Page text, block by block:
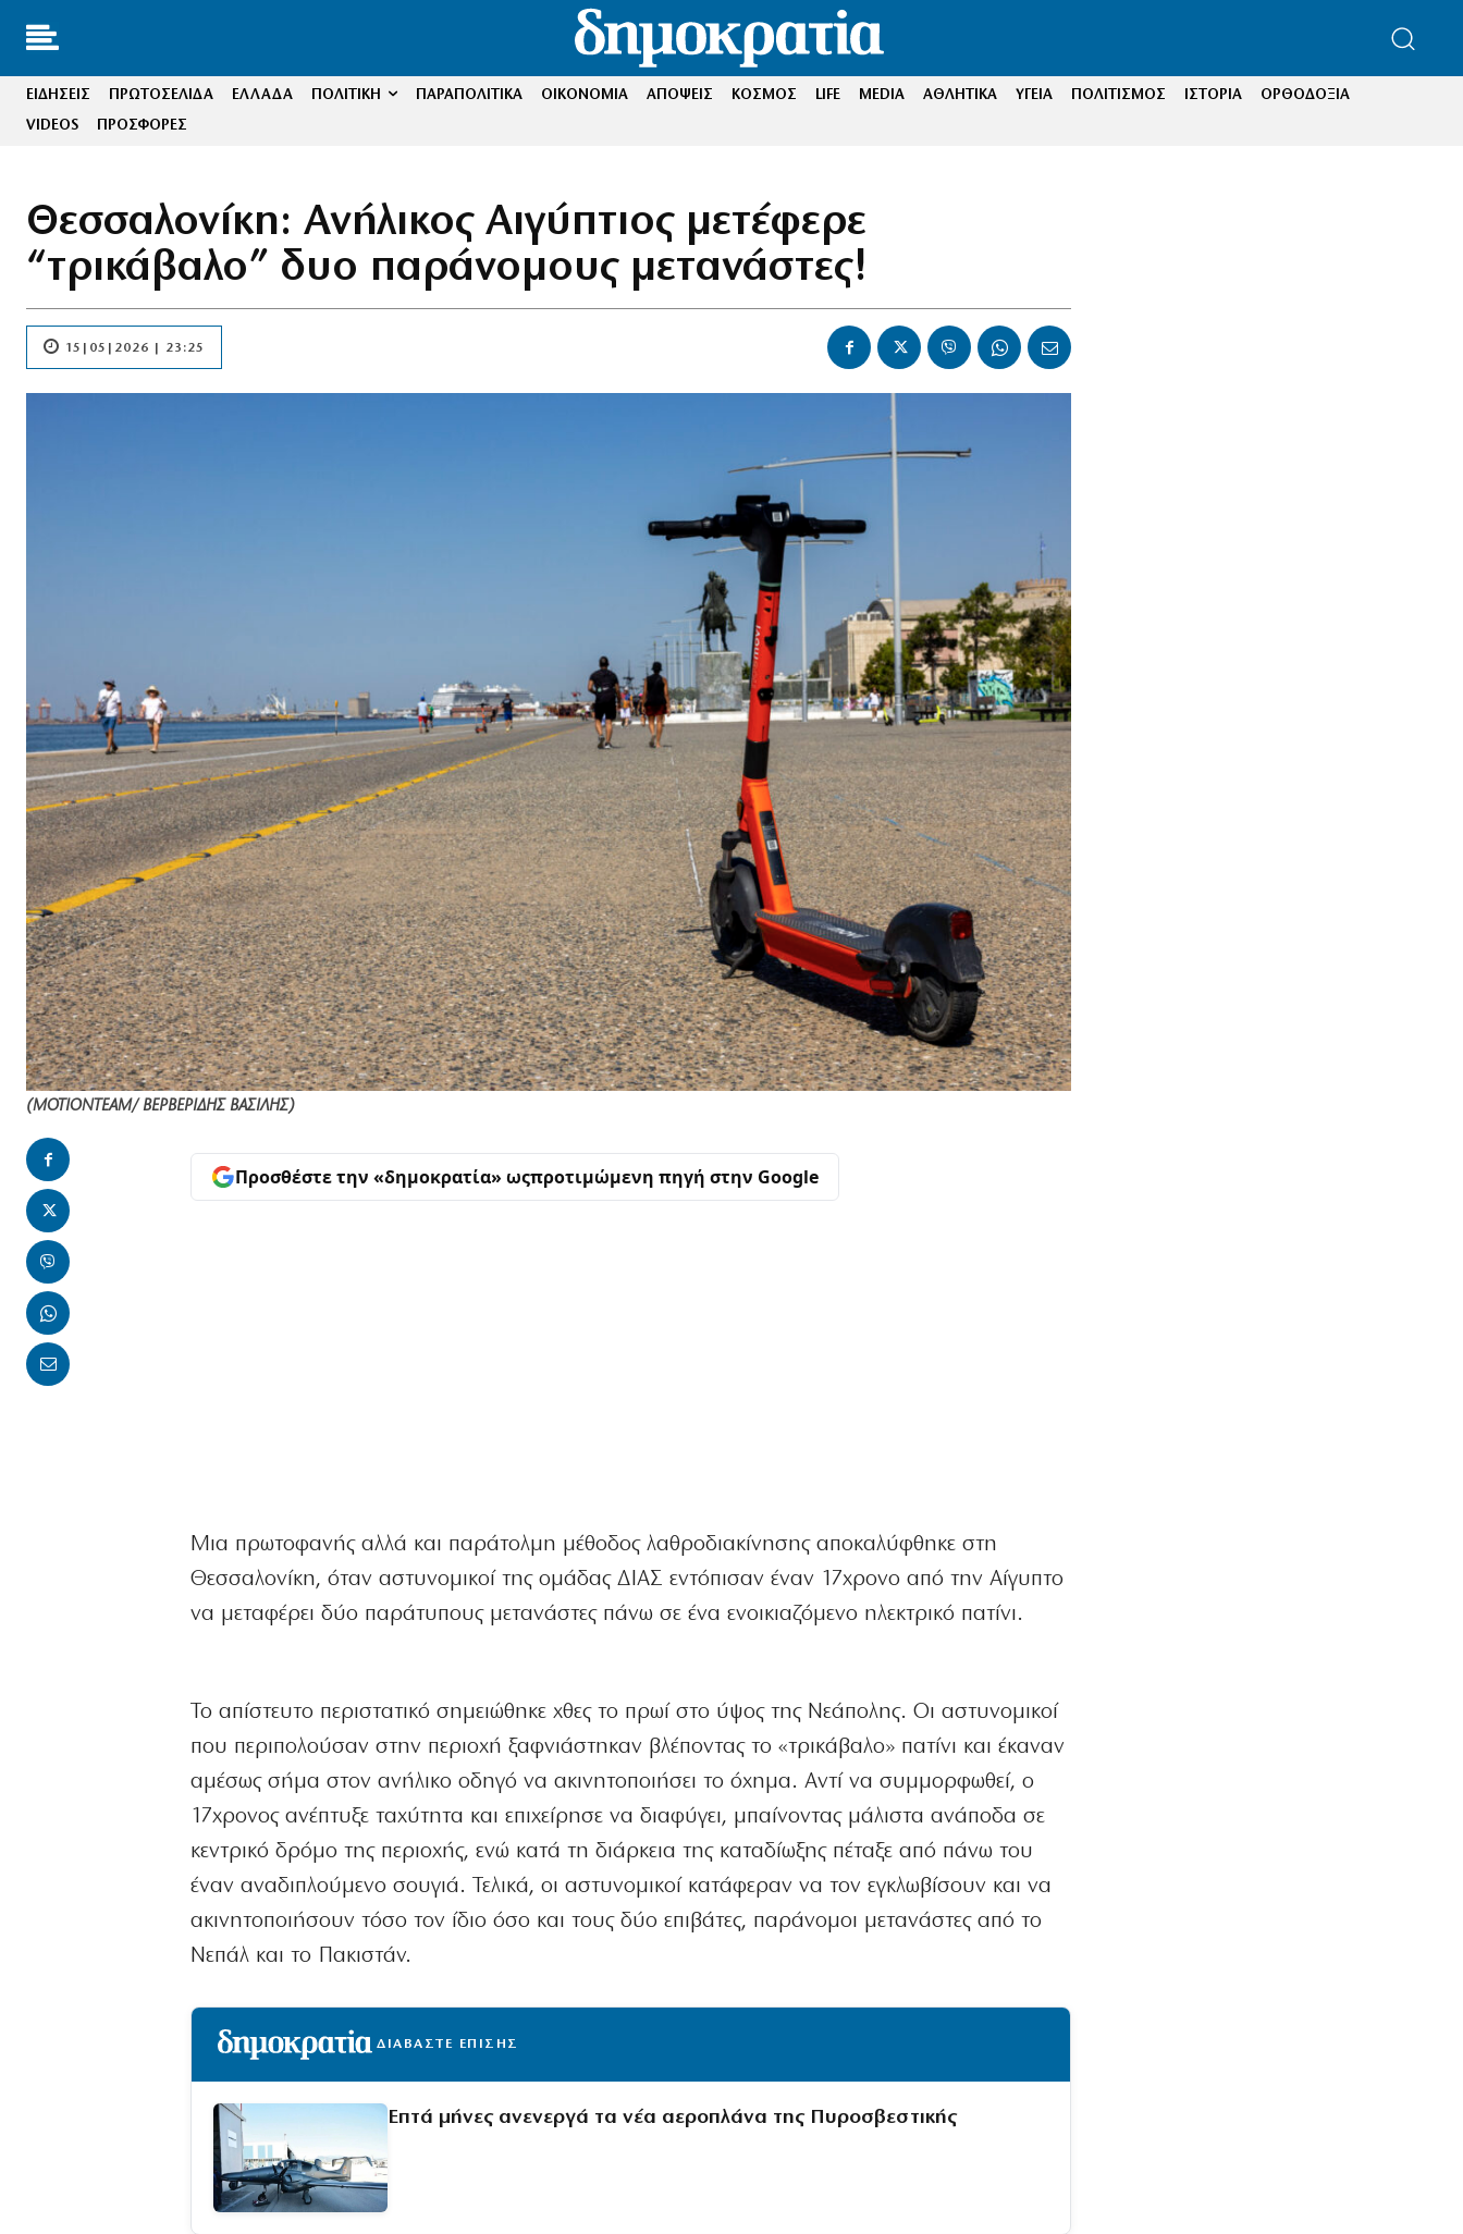
ΕΙΔΗΣΕΙΣ ΠΡΩΤΟΣΕΛΙΔΑ ΕΛΛΑΔΑ ΠΟΛΙΤΙΚΗ ΠΑΡΑΠΟΛΙΤΙΚΑ ΟΙΚΟΝΟΜΙΑ ΑΠΟΨΕΙΣ ΚΟΣΜΟΣ LIFE MEDIA ΑΘΛΗΤΙΚΑ ΥΓΕΙΑ ΠΟΛΙΤΙΣΜΟΣ ΙΣΤΟΡΙΑ
ΟΡΘΟΔΟΞΙΑ
VIDEOS
ΠΡΟΣΦΟΡΕΣ
Θεσσαλονίκη: Ανήλικος Αιγύπτιος μετέφερε
“τρικάβαλο” δυο παράνομους μετανάστες!
15|05|2026 | 23:25
(MOTIONTEAM/ ΒΕΡΒΕΡΙΔΗΣ ΒΑΣΙΛΗΣ)
Προσθέστε την «δημοκρατία» ωςπροτιμώμενη πηγή στην Google
Μια πρωτοφανής αλλά και παράτολμη μέθοδος λαθροδιακίνησης αποκαλύφθηκε στη
Θεσσαλονίκη, όταν αστυνομικοί της ομάδας ΔΙΑΣ εντόπισαν έναν 17χρονο από την Αίγυπτο
να μεταφέρει δύο παράτυπους μετανάστες πάνω σε ένα ενοικιαζόμενο ηλεκτρικό πατίνι.
Το απίστευτο περιστατικό σημειώθηκε χθες το πρωί στο ύψος της Νεάπολης. Οι αστυνομικοί
που περιπολούσαν στην περιοχή ξαφνιάστηκαν βλέποντας το «τρικάβαλο» πατίνι και έκαναν
αμέσως σήμα στον ανήλικο οδηγό να ακινητοποιήσει το όχημα. Αντί να συμμορφωθεί, ο
17χρονος ανέπτυξε ταχύτητα και επιχείρησε να διαφύγει, μπαίνοντας μάλιστα ανάποδα σε
κεντρικό δρόμο της περιοχής, ενώ κατά τη διάρκεια της καταδίωξης πέταξε από πάνω του
έναν αναδιπλούμενο σουγιά. Τελικά, οι αστυνομικοί κατάφεραν να τον εγκλωβίσουν και να
ακινητοποιήσουν τόσο τον ίδιο όσο και τους δύο επιβάτες, παράνομοι μετανάστες από το
Νεπάλ και το Πακιστάν.
ΔΙΑΒΑΣΤΕ ΕΠΙΣΗΣ
Επτά μήνες ανενεργά τα νέα αεροπλάνα της Πυροσβεστικής